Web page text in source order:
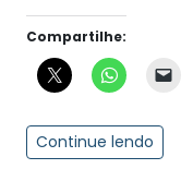
Compartilhe:
Continue lendo